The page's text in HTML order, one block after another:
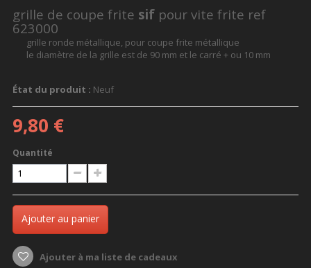
grille de coupe frite sif pour vite frite ref
623000
grille ronde métallique, pour coupe frite métallique
le diamètre de la grille est de 90 mm et le carré + ou 10 mm
État du produit : Neuf
9,80 €
Quantité
Ajouter au panier
Ajouter à ma liste de cadeaux